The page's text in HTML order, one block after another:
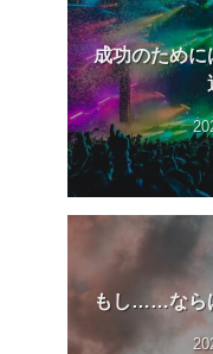
成功のために
もし……なら